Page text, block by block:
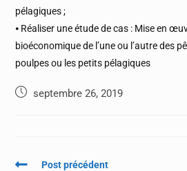
pélagiques ;
⦁ Réaliser une étude de cas : Mise en
bioéconomique de l’une ou l’autre des
poulpes ou les petits pélagiques
septembre 26, 2019
Post précédent